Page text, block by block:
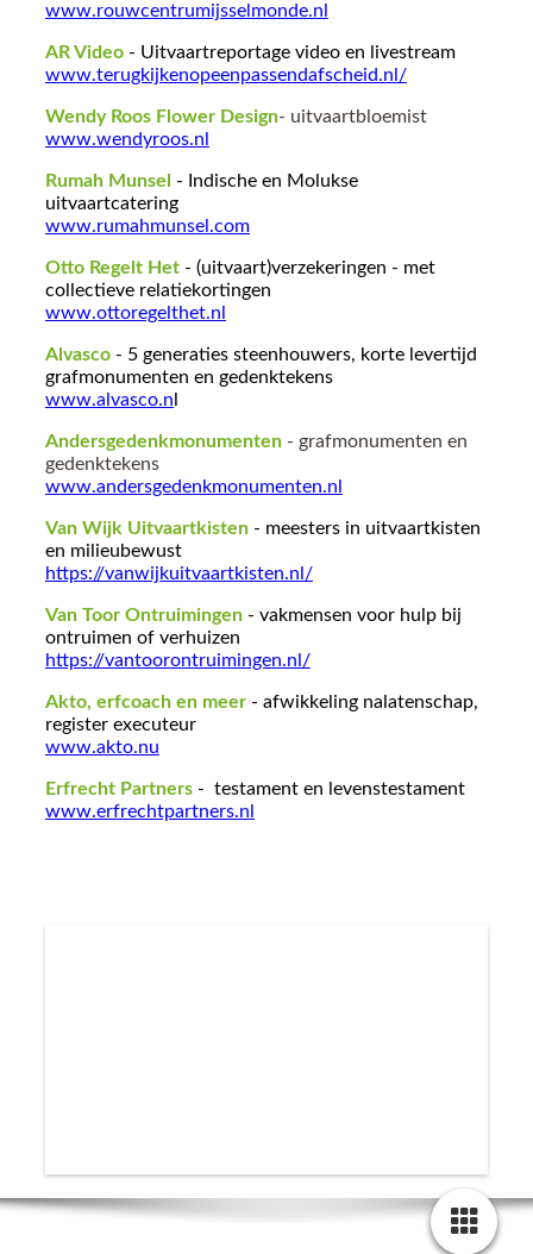
www.rouwcentrumijsselmonde.nl
AR Video- Uitvaartreportage video en livestream
www.terugkijkenopeenpassendafscheid.nl/
Wendy Roos Flower Design- uitvaartbloemist
www.wendyroos.nl
Rumah Munsel
- Indische en Molukse
uitvaartcatering
www.rumahmunsel.com
Otto Regelt Het- (uitvaart)verzekeringen - met
collectieve relatiekortingen
www.ottoregelthet.nl
Alvasco- 5 generaties steenhouwers, korte levertijd
grafmonumenten en gedenktekens
www.alvasco.n
Andersgedenkmonumenten- grafmonumenten en
gedenktekens
www.andersgedenkmonumenten.nl
Van Wijk Uitvaartkisten - meesters in uitvaartkisten
en milieubewust
https://vanwijkuitvaartkisten.nl/
Van Toor Ontruimingen - vakmensen voor hulp bij
ontruimen of verhuizen
https://vantoorontruimingen.nl/
Akto, erfcoach en meer- afwikkeling nalatenschap,
register executeur
www.akto.nu
Erfrecht Partners- testament en levenstestament
www.erfrechtpartners.nl